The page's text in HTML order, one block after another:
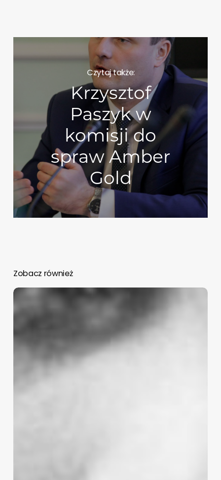
Czytaj także:
Krzysztof
Paszyk w
komisji do
spraw Amber
Gold
Zobacz również